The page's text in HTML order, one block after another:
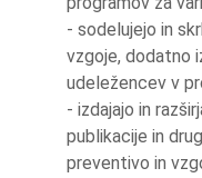
- sodelujejo in
vzgoje, dodatno
udeležencev v
- izdajajo in
publikacije in
preventivo in